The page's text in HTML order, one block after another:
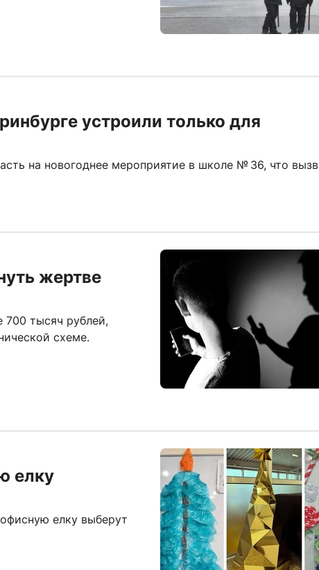
устроили только для
на новогоднее мероприятие в школе № 36, что
жертве
700 тысяч рублей,
схеме.
елку
елку выберут